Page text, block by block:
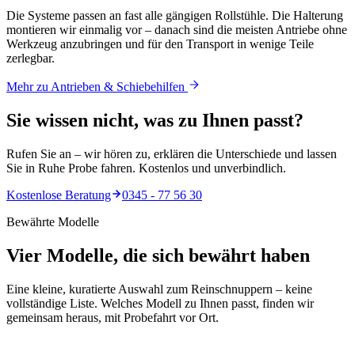
Die Systeme passen an fast alle gängigen Rollstühle. Die Halterung
montieren wir einmalig vor – danach sind die meisten Antriebe ohne
Werkzeug anzubringen und für den Transport in wenige Teile
zerlegbar.
Mehr zu Antrieben & Schiebehilfen
Sie wissen nicht, was zu Ihnen passt?
Rufen Sie an – wir hören zu, erklären die Unterschiede und lassen
Sie in Ruhe Probe fahren. Kostenlos und unverbindlich.
Kostenlose Beratung
0345 - 77 56 30
Bewährte Modelle
Vier Modelle, die sich bewährt haben
Eine kleine, kuratierte Auswahl zum Reinschnuppern – keine
vollständige Liste. Welches Modell zu Ihnen passt, finden wir
gemeinsam heraus, mit Probefahrt vor Ort.